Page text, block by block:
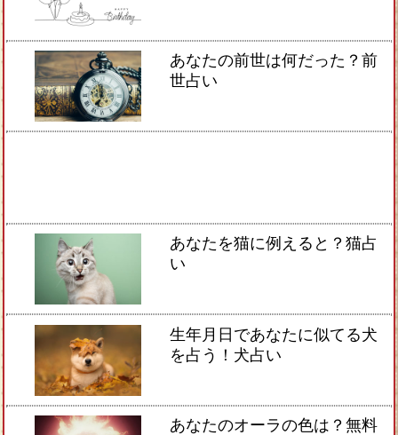
あなたの前世は何だった？前
世占い
あなたを猫に例えると？猫占
い
生年月日であなたに似てる犬
を占う！犬占い
あなたのオーラの色は？無料